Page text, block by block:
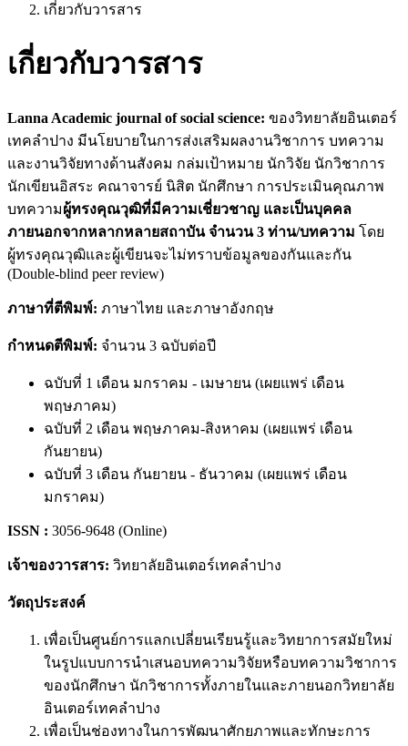
เกี่ยวกับวารสาร
เกี่ยวกับวารสาร
Lanna Academic journal of social science: ของวิทยาลัยอินเตอร์
เทคลำปาง มีนโยบายในการส่งเสริมผลงานวิชาการ บทความ
และงานวิจัยทางด้านสังคม กล่มเป้าหมาย นักวิจัย นักวิชาการ
นักเขียนอิสระ คณาจารย์ นิสิต นักศึกษา การประเมินคุณภาพ
บทความผู้ทรงคุณวุฒิที่มีความเชี่ยวชาญ และเป็นบุคคล
ภายนอกจากหลากหลายสถาบัน จำนวน 3 ท่าน/บทความ โดย
ผู้ทรงคุณวุฒิและผู้เขียนจะไม่ทราบข้อมูลของกันและกัน
(Double-blind peer review)
ภาษาที่ตีพิมพ์: ภาษาไทย และภาษาอังกฤษ
กำหนดตีพิมพ์: จำนวน 3 ฉบับต่อปี
ฉบับที่ 1 เดือน มกราคม - เมษายน (เผยแพร่ เดือน
พฤษภาคม)
ฉบับที่ 2 เดือน พฤษภาคม-สิงหาคม (เผยแพร่ เดือน
กันยายน)
ฉบับที่ 3 เดือน กันยายน - ธันวาคม (เผยแพร่ เดือน
มกราคม)
ISSN : 3056-9648 (Online)
เจ้าของวารสาร: วิทยาลัยอินเตอร์เทคลำปาง
วัตถุประสงค์
เพื่อเป็นศูนย์การแลกเปลี่ยนเรียนรู้และวิทยาการสมัยใหม่
ในรูปแบบการนำเสนอบทความวิจัยหรือบทความวิชาการ
ของนักศึกษา นักวิชาการทั้งภายในและภายนอกวิทยาลัย
อินเตอร์เทคลำปาง
เพื่อเป็นช่องทางในการพัฒนาศักยภาพและทักษะการ